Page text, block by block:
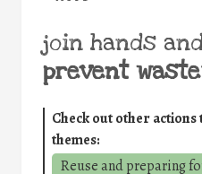
join hands
prevent waste
Check out other
themes:
Reuse and preparing